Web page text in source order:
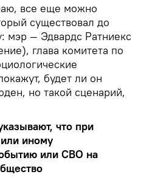
все еще можно
существовал до
мэр — Эдвардс Ратниекс
глава комитета по
будет ли он
но такой сценарий,
что при
иному
или СВО на